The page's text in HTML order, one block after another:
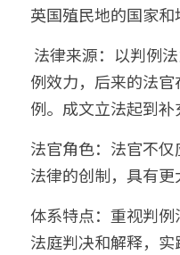
英国殖民地的国家和
例效力，后来的法
例。成文立法起到补
法官角色：法官不
法律的创制，具有更
体系特点：重视判
法庭判决和解释，